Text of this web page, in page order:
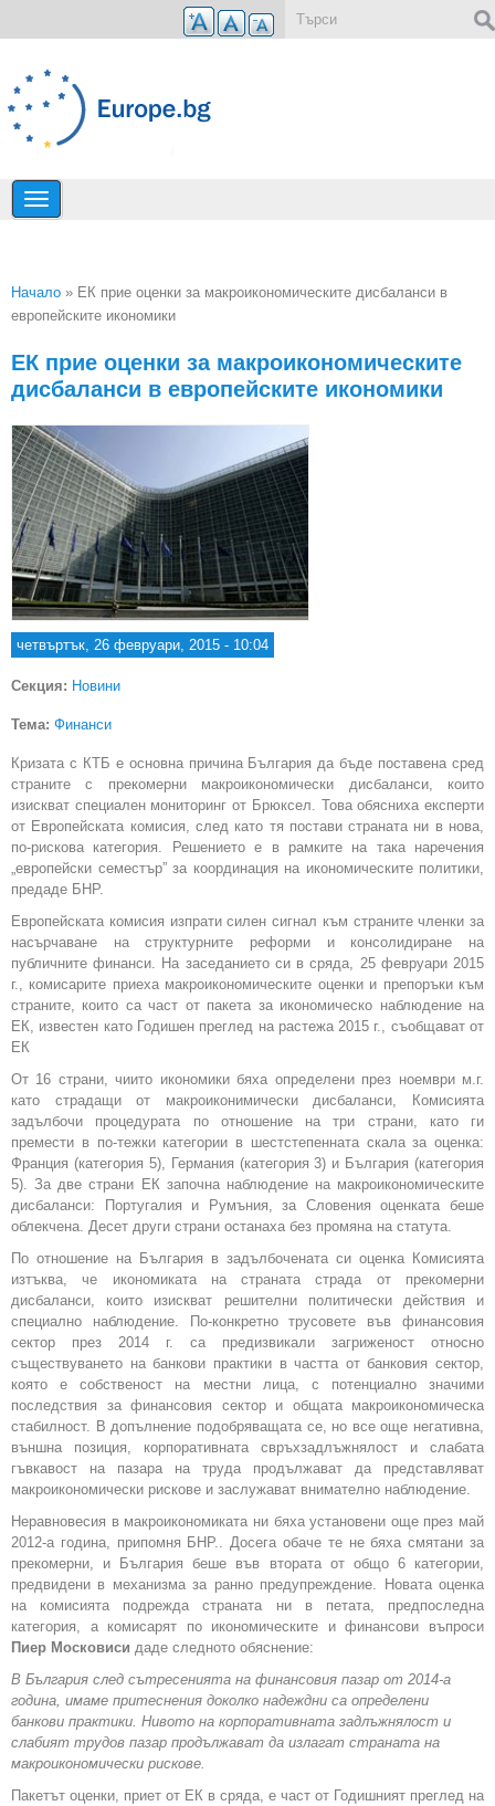
Премини към основното съдържание
Вие сте тук
Начало » ЕК прие оценки за макроикономическите дисбаланси в
европейските икономики
ЕК прие оценки за макроикономическите
дисбаланси в европейските икономики
четвъртък, 26 февруари, 2015 - 10:04
Секция: Новини
Тема: Финанси
Кризата с КТБ е основна причина България да бъде поставена сред
страните с прекомерни макроикономически дисбаланси, които
изискват специален мониторинг от Брюксел. Това обясниха експерти
от Европейската комисия, след като тя постави страната ни в нова,
по-рискова категория. Решението е в рамките на така наречения
„европейски семестър” за координация на икономическите политики,
предаде БНР.
Европейската комисия изпрати силен сигнал към страните членки за
насърчаване на структурните реформи и консолидиране на
публичните финанси. На заседанието си в сряда, 25 февруари 2015
г., комисарите приеха макроикономическите оценки и препоръки към
страните, които са част от пакета за икономическо наблюдение на
ЕК, известен като Годишен преглед на растежа 2015 г., съобщават от
ЕК
От 16 страни, чиито икономики бяха определени през ноември м.г.
като страдащи от макроиконимически дисбаланси, Комисията
задълбочи процедурата по отношение на три страни, като ги
премести в по-тежки категории в шестстепенната скала за оценка:
Франция (категория 5), Германия (категория 3) и България (категория
5). За две страни ЕК започна наблюдение на макроикономическите
дисбаланси: Португалия и Румъния, за Словения оценката беше
облекчена. Десет други страни останаха без промяна на статута.
По отношение на България в задълбочената си оценка Комисията
изтъква, че икономиката на страната страда от прекомерни
дисбаланси, които изискват решителни политически действия и
специално наблюдение. По-конкретно трусовете във финансовия
сектор през 2014 г. са предизвикали загриженост относно
съществуването на банкови практики в частта от банковия сектор,
която е собственост на местни лица, с потенциално значими
последствия за финансовия сектор и общата макроикономическа
стабилност. В допълнение подобряващата се, но все още негативна,
външна позиция, корпоративната свръхзадлъжнялост и слабата
гъвкавост на пазара на труда продължават да представляват
макроикономически рискове и заслужават внимателно наблюдение.
Неравновесия в макроикономиката ни бяха установени още през май
2012-а година, припомня БНР.. Досега обаче те не бяха смятани за
прекомерни, и България беше във втората от общо 6 категории,
предвидени в механизма за ранно предупреждение. Новата оценка
на комисията подрежда страната ни в петата, предпоследна
категория, а комисарят по икономическите и финансови въпроси
Пиер Московиси даде следното обяснение:
В България след сътресенията на финансовия пазар от 2014-а
година, имаме притеснения доколко надеждни са определени
банкови практики. Нивото на корпоративната задлъжнялост и
слабият трудов пазар продължават да излагат страната на
макроикономически рискове.
Пакетът оценки, приет от ЕК в сряда, е част от Годишният преглед на